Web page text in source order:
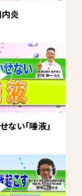
炎
い「唾液」